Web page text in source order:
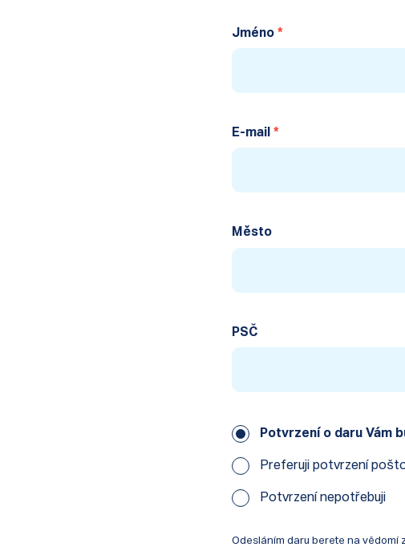
Jméno
E-mail
Město
PSČ
Potvrzení o daru Vám
Preferuji potvrzení
Potvrzení nepotřebuji
Odesláním daru berete na vědomí